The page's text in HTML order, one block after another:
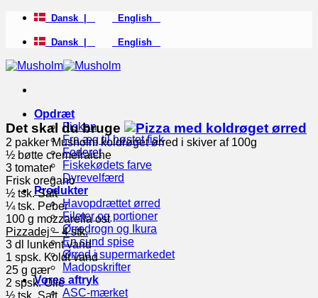
Fortsæt
indhold
Dansk | English
Dansk | English
Opdræt
Fisken
Fra æg til høstet fisk
Foderet
Fiskekødets farve
Dyrevelfærd
Produkter
Havopdrættet ørred
Fileter og portioner
Ørredrogn og Ikura
En sund spise
Ørred i supermarkedet
Madopskrifter
Vores aftryk
ASC-mærket
Det skal du bruge
2 pakker Musholm koldrøget ørred i skiver af 100g
½ bøtte cremefraiche
3 tomater
Frisk oregano
½ tsk. Salt
¼ tsk. Peber
100 g mozzarella ost
Pizzadej – 4 stk.
3 dl lunkent vand
1 spsk. Koldt vand
25 g gær
2 spsk. Olie
½ tsk. Salt